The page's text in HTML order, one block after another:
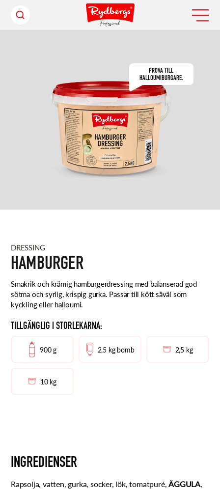
PROVA TILL
HALLOUMIBURGARE.
DRESSING
HAMBURGER
Smakrik och krämig hamburgerdressing med balanserad god
sötma och syrlig, krispig gurka. Passar till kött såväl som
kyckling eller halloumi.
TILLGÄNGLIG I STORLEKARNA:
900 g 2,5 kg bomb 2,5 kg
10 kg
INGREDIENSER
Rapsolja, vatten, gurka, socker, lök, tomatpuré,ÄGGULA,